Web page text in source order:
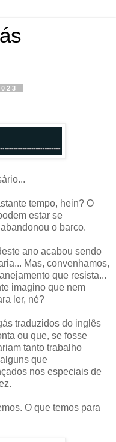
tempo, hein? O
estar se
o barco.
ano acabou sendo
Mas, convenhamos,
que resista...
imagino que nem
ler, né?
traduzidos do inglês
ou que, se fosse
tanto trabalho
que
nos especiais de
O que temos para